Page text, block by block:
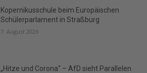
Kopernikusschule beim Europäischen
Schülerparlament in Straßburg
7. August 2026
„Hitze und Corona“ – AfD sieht Parallelen